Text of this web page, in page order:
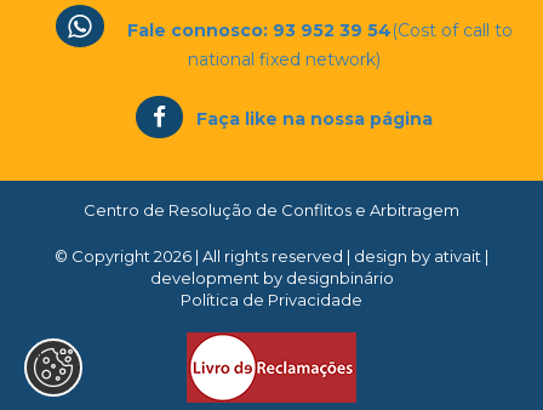
Fale connosco: 93 952 39 54(Cost of call to
national fixed network)
Faça like na nossa página
Centro de Resolução de Conflitos e Arbitragem
© Copyright 2026 | All rights reserved | design by ativait |
development by designbinário
Política de Privacidade